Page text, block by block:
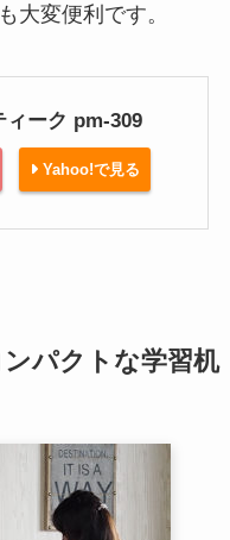
大変便利です。
ーク pm-309
Yahoo!で見る
パクトな学習机